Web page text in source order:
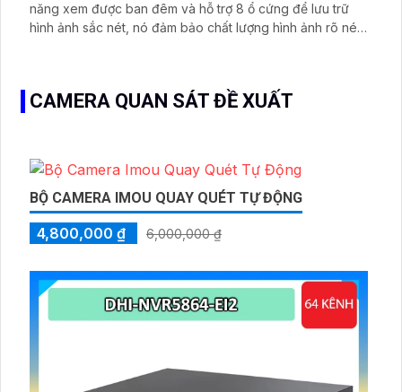
năng xem được ban đêm và hỗ trợ 8 ổ cứng để lưu trữ
hình ảnh sắc nét, nó đảm bảo chất lượng hình ảnh rõ nét.
CAMERA QUAN SÁT ĐỀ XUẤT
BỘ CAMERA IMOU QUAY QUÉT TỰ ĐỘNG
4,800,000 ₫ 6,000,000 ₫